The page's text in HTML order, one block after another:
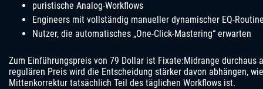
puristische Analog-Workflows
Engineers mit vollständig manueller dynamischer EQ-
Nutzer, die automatisches „One-Click-Mastering“ erwarten
Zum Einführungspreis von 79 Dollar ist Fixate:Midrange
regulären Preis wird die Entscheidung stärker davon abhängen,
Mittenkorrektur tatsächlich Teil des täglichen Workflows ist.